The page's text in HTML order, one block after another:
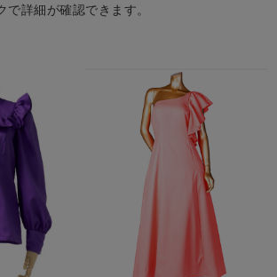
詳細が確認できます。